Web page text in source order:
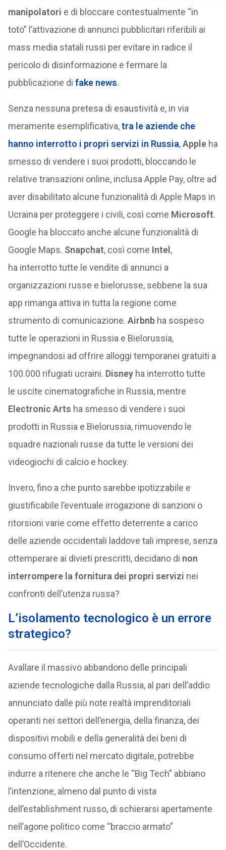
manipolatori e di bloccare contestualmente “in
toto” l’attivazione di annunci pubblicitari riferibili ai
mass media statali russi per evitare in radice il
pericolo di disinformazione e fermare la
pubblicazione di fake news.
Senza nessuna pretesa di esaustività e, in via
meramente esemplificativa,tra le aziende che
hanno interrotto i propri servizi in Russia,Appleha
smesso di vendere i suoi prodotti, bloccando le
relative transazioni online, inclusa Apple Pay, oltre ad
aver disabilitato alcune funzionalità di Apple Maps in
Ucraina per proteggere i civili, così come Microsoft.
Google ha bloccato anche alcune funzionalità di
Google Maps. Snapchat, così come Intel ,
ha interrotto tutte le vendite di annunci a
organizzazioni russe e bielorusse, sebbene la sua
app rimanga attiva in tutta la regione come
strumento di comunicazione. Airbnbha sospeso
tutte le operazioni in Russia e Bielorussia,
impegnandosi ad offrire alloggi temporanei gratuiti a
100.000 rifugiati ucraini. Disneyha interrotto tutte
le uscite cinematografiche in Russia, mentre
Electronic Arts ha smesso di vendere i suoi
prodotti in Russia e Bielorussia, rimuovendo le
squadre nazionali russe da tutte le versioni dei
videogiochi di calcio e hockey.
Invero, fino a che punto sarebbe ipotizzabile e
giustificabile l’eventuale irrogazione di sanzioni o
ritorsioni varie come effetto deterrente a carico
delle aziende occidentali laddove tali imprese, senza
ottemperare ai divieti prescritti, decidano di non
interrompere la fornitura dei propri servizi nei
confronti dell’utenza russa?
L’isolamento tecnologico è un errore
strategico?
Avallare il massivo abbandono delle principali
aziende tecnologiche dalla Russia, al pari dell’addio
annunciato dalle più note realtà imprenditoriali
operanti nei settori dell’energia, della finanza, dei
dispositivi mobili e della generalità dei beni di
consumo offerti nel mercato digitale, potrebbe
indurre a ritenere che anche le “Big Tech” abbiano
l’intenzione, almeno dal punto di vista
dell’establishment russo, di schierarsi apertamente
nell’agone politico come “braccio armato”
dell’Occidente.